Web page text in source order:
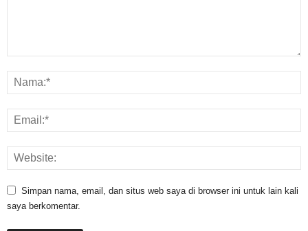
Simpan nama, email, dan situs web saya di browser ini untuk lain kali
saya berkomentar.